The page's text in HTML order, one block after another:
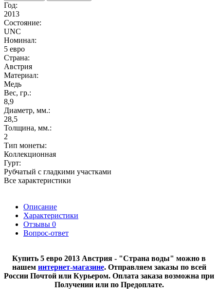
Год:
2013
Состояние:
UNC
Номинал:
5 евро
Страна:
Австрия
Материал:
Медь
Вес, гр.:
8,9
Диаметр, мм.:
28,5
Толщина, мм.:
2
Тип монеты:
Коллекционная
Гурт:
Рубчатый с гладкими участками
Все характеристики
Описание
Характеристики
Отзывы 0
Вопрос-ответ
​Купить 5 евро 2013 Австрия - "Страна воды" можно в
нашем интернет-магазине. Отправляем заказы по всей
России Почтой или Курьером. Оплата заказа возможна при
Получении или по Предоплате.